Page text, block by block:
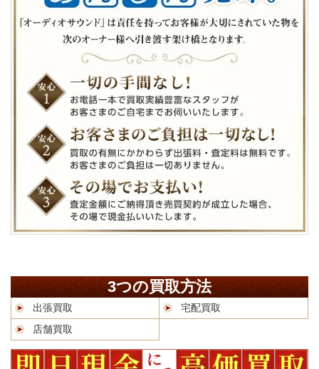
3つの買取方法
出張買取
宅配買取
店舗買取